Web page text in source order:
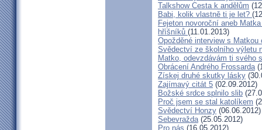
Talkshow Cesta k andělům
Babi, kolik vlastně ti je let?
Fejeton novoroční aneb
hříšníků (11.01.2013)
Opožděné interview s
Svědectví ze školního výletu
Matko, odevzdávám ti svého
Obrácení Andrého Frossarda
Získej druhé skutky lásky
Zajímavý citát 5 (02.09.2012)
Božské srdce splnilo slib
Proč jsem se stal katolíkem
Svědectví Honzy (06.06.2012)
Sebevražda(25.05.2012)
Pro nás (16.05.2012)